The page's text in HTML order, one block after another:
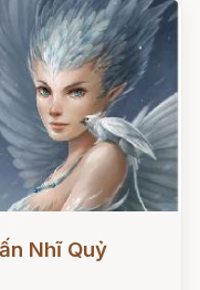
Nhĩ Quỷ